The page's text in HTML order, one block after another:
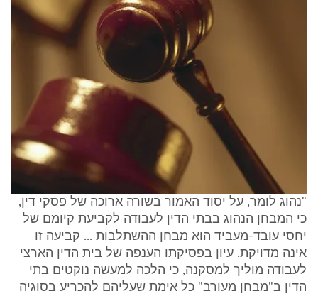
"נהוג לומר, על יסוד האמור בשורה ארוכה של פסקי דין,
כי המבחן הנהוג בבתי הדין לעבודה לקביעת קיומם של
יחסי עובד-מעביד הוא מבחן ההשתלבות ... קביעה זו
אינה מדויקת. עיון בפסיקתו הענפה של בית הדין הארצי
לעבודה מוליך למסקנה, כי הלכה למעשה נוקטים בתי
הדין ב"מבחן מעורב" כל אימת שעליהם להכריע בסוגיה